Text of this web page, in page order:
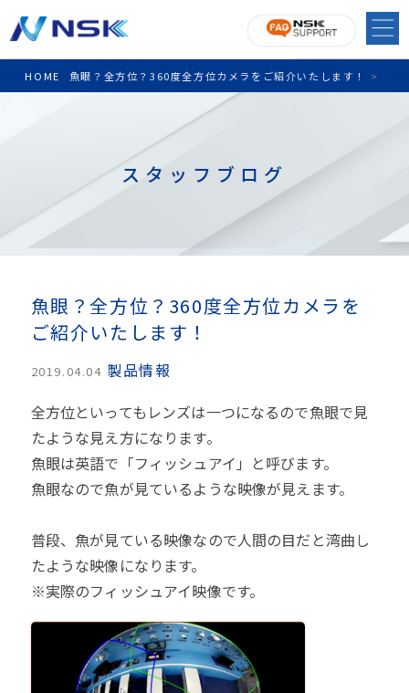
HOME >
魚眼？全方位？360度全方位カメラをご紹介いたします！
スタッフブログ
魚眼？全方位？360度全方位カメラを
ご紹介いたします！
2019.04.04 製品情報
全方位といってもレンズは一つになるので魚眼で見
たような見え方になります。
魚眼は英語で「フィッシュアイ」と呼びます。
魚眼なので魚が見ているような映像が見えます。
普段、魚が見ている映像なので人間の目だと湾曲し
たような映像になります。
※実際のフィッシュアイ映像です。